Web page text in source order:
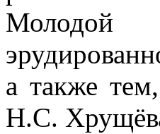
а также
Н.С.